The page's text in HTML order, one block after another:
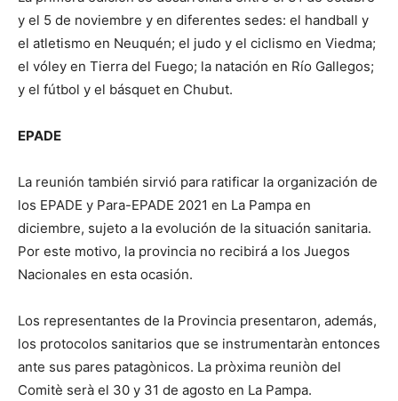
y el 5 de noviembre y en diferentes sedes: el handball y
el atletismo en Neuquén; el judo y el ciclismo en Viedma;
el vóley en Tierra del Fuego; la natación en Río Gallegos;
y el fútbol y el básquet en Chubut.
EPADE
La reunión también sirvió para ratificar la organización de
los EPADE y Para-EPADE 2021 en La Pampa en
diciembre, sujeto a la evolución de la situación sanitaria.
Por este motivo, la provincia no recibirá a los Juegos
Nacionales en esta ocasión.
Los representantes de la Provincia presentaron, además,
los protocolos sanitarios que se instrumentaràn entonces
ante sus pares patagònicos. La pròxima reuniòn del
Comitè serà el 30 y 31 de agosto en La Pampa.